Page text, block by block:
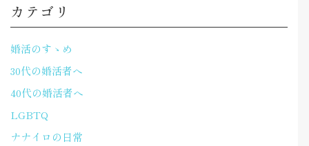
カテゴリ
婚活のすゝめ
30代の婚活者へ
40代の婚活者へ
LGBTQ
ナナイロの日常